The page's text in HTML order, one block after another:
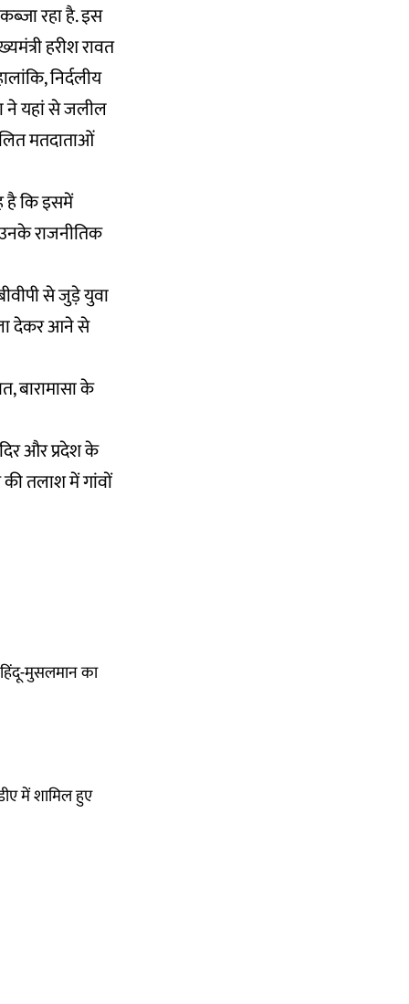
रहा है. इस
हरीश रावत
निर्दलीय
ने यहां से जलील
मतदाताओं
है कि इसमें
राजनीतिक
से जुड़े युवा
देकर आने से
बारामासा के
और प्रदेश के
तलाश में गांवों
मुसलमान का
में शामिल हुए